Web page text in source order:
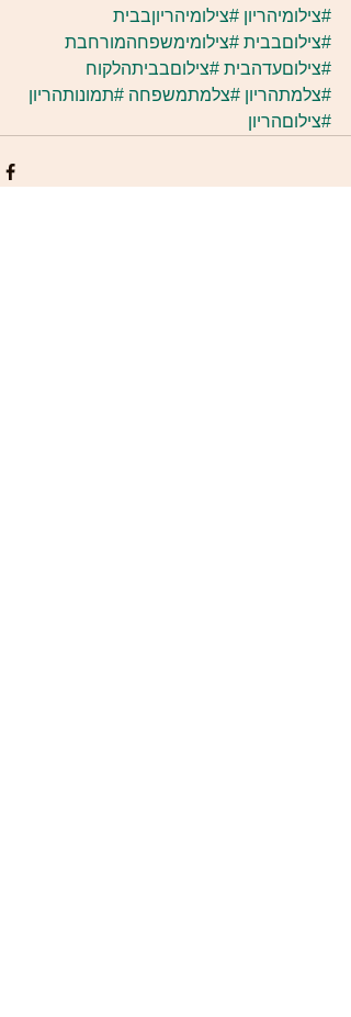
#צילומיהריון #צילומיהריוןבבית
#צילוםבבית #צילומימשפחהמורחבת
#צילוםעדהבית #צילוםבביתהלקוח
#צלמתהריון #צלמתמשפחה #תמונותהריון
#צילוםהריון